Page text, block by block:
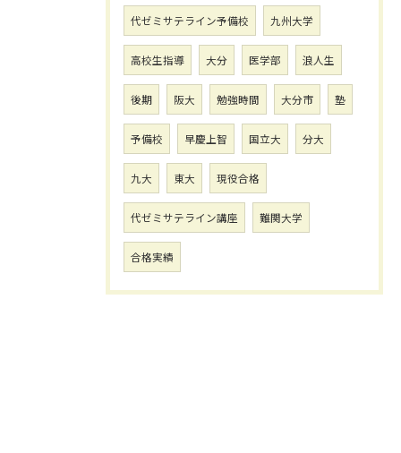
代ゼミサテライン予備校 九州大学
高校生指導 大分 医学部 浪人生
後期 阪大 勉強時間 大分市 塾
予備校 早慶上智 国立大 分大
九大 東大 現役合格
代ゼミサテライン講座 難関大学
合格実績